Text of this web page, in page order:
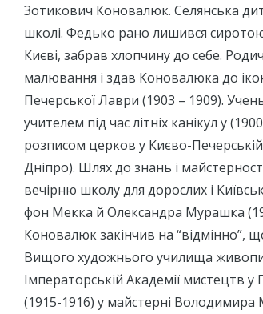
Зотикович Коновалюк. Селянська
школі. Федько рано лишився
Києві, забрав хлопчину до себе.
малювання і здав Коновалюка до
Печерської Лаври (1903 – 1909).
учителем під час літніх канікул у
розписом церков у Києво-Печерській
Дніпро). Шлях до знань і
вечірню школу для дорослих і
фон Мекка й Олександра Мурашка
Коновалюк закінчив на “відмінно”,
Вищого художнього училища
Імператорській Академії мистецтв у
(1915-1916) у майстерні Володимира